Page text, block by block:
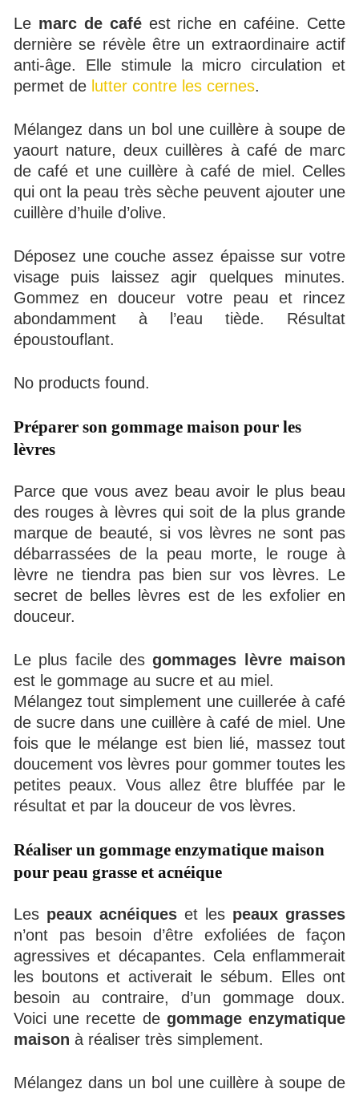
Le marc de caféest riche en caféine. Cette
dernière se révèle être un extraordinaire actif
anti-âge. Elle stimule la micro circulation et
permet de lutter contre les cernes.
Mélangez dans un bol une cuillère à soupe de
yaourt nature, deux cuillères à café de marc
de café et une cuillère à café de miel. Celles
qui ont la peau très sèche peuvent ajouter une
cuillère d’huile d’olive.
Déposez une couche assez épaisse sur votre
visage puis laissez agir quelques minutes.
Gommez en douceur votre peau et rincez
abondamment à l’eau tiède. Résultat
époustouflant.
No products found.
Préparer son gommage maison pour les
lèvres
Parce que vous avez beau avoir le plus beau
des rouges à lèvres qui soit de la plus grande
marque de beauté, si vos lèvres ne sont pas
débarrassées de la peau morte, le rouge à
lèvre ne tiendra pas bien sur vos lèvres. Le
secret de belles lèvres est de les exfolier en
douceur.
Le plus facile desgommages lèvre maison
est le gommage au sucre et au miel.
Mélangez tout simplement une cuillerée à café
de sucre dans une cuillère à café de miel. Une
fois que le mélange est bien lié, massez tout
doucement vos lèvres pour gommer toutes les
petites peaux. Vous allez être bluffée par le
résultat et par la douceur de vos lèvres.
Réaliser un gommage enzymatique maison
pour peau grasse et acnéique
Les peaux acnéiques et les peaux grasses
n’ont pas besoin d’être exfoliées de façon
agressives et décapantes. Cela enflammerait
les boutons et activerait le sébum. Elles ont
besoin au contraire, d’un gommage doux.
Voici une recette de gommage enzymatique
maison à réaliser très simplement.
Mélangez dans un bol une cuillère à soupe de